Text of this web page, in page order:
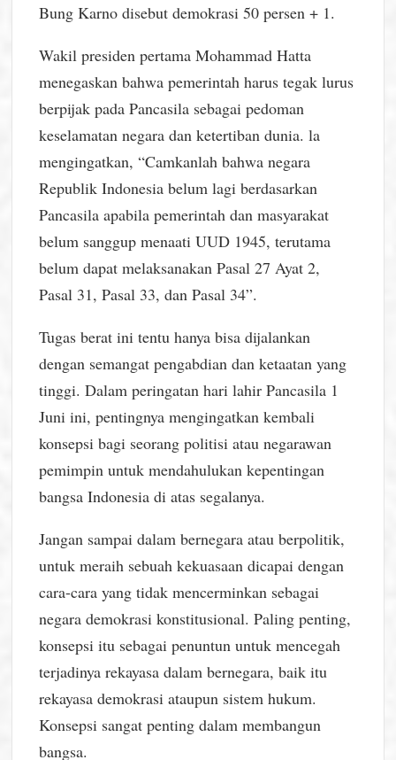
Bung Karno disebut demokrasi 50 persen + 1.
Wakil presiden pertama Mohammad Hatta
menegaskan bahwa pemerintah harus tegak lurus
berpijak pada Pancasila sebagai pedoman
keselamatan negara dan ketertiban dunia. la
mengingatkan, “Camkanlah bahwa negara
Republik Indonesia belum lagi berdasarkan
Pancasila apabila pemerintah dan masyarakat
belum sanggup menaati UUD 1945, terutama
belum dapat melaksanakan Pasal 27 Ayat 2,
Pasal 31, Pasal 33, dan Pasal 34”.
Tugas berat ini tentu hanya bisa dijalankan
dengan semangat pengabdian dan ketaatan yang
tinggi. Dalam peringatan hari lahir Pancasila 1
Juni ini, pentingnya mengingatkan kembali
konsepsi bagi seorang politisi atau negarawan
pemimpin untuk mendahulukan kepentingan
bangsa Indonesia di atas segalanya.
Jangan sampai dalam bernegara atau berpolitik,
untuk meraih sebuah kekuasaan dicapai dengan
cara-cara yang tidak mencerminkan sebagai
negara demokrasi konstitusional. Paling penting,
konsepsi itu sebagai penuntun untuk mencegah
terjadinya rekayasa dalam bernegara, baik itu
rekayasa demokrasi ataupun sistem hukum.
Konsepsi sangat penting dalam membangun
bangsa.